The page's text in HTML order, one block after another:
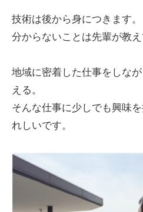
技術は後から身につきます。
分からないことは先輩が教え
地域に密着した仕事をしな
える。
そんな仕事に少しでも興味
れしいです。